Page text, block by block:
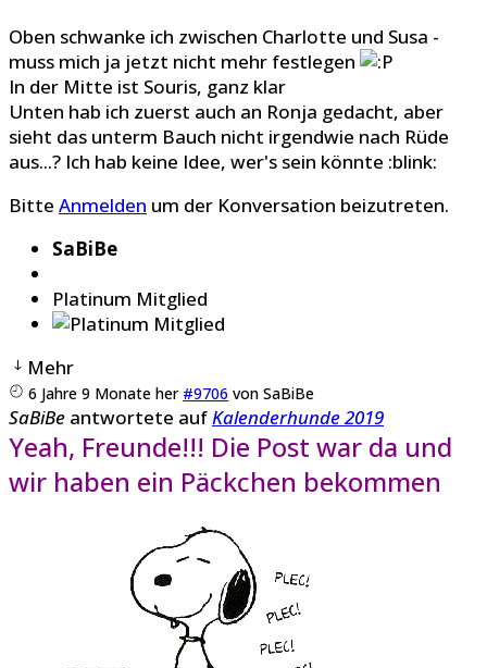
Oben schwanke ich zwischen Charlotte und Susa -
muss mich ja jetzt nicht mehr festlegen
In der Mitte ist Souris, ganz klar
Unten hab ich zuerst auch an Ronja gedacht, aber
sieht das unterm Bauch nicht irgendwie nach Rüde
aus...? Ich hab keine Idee, wer's sein könnte :blink:
Bitte Anmelden um der Konversation beizutreten.
SaBiBe
Platinum Mitglied
Mehr
6 Jahre 9 Monate her #9706 vonSaBiBe
SaBiBe antwortete aufKalenderhunde 2019
Yeah, Freunde!!! Die Post war da und
wir haben ein Päckchen bekommen